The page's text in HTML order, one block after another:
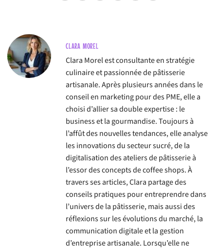
CLARA MOREL
Clara Morel est consultante en stratégie
culinaire et passionnée de pâtisserie
artisanale. Après plusieurs années dans le
conseil en marketing pour des PME, elle a
choisi d’allier sa double expertise : le
business et la gourmandise. Toujours à
l’affût des nouvelles tendances, elle analyse
les innovations du secteur sucré, de la
digitalisation des ateliers de pâtisserie à
l’essor des concepts de coffee shops. À
travers ses articles, Clara partage des
conseils pratiques pour entreprendre dans
l’univers de la pâtisserie, mais aussi des
réflexions sur les évolutions du marché, la
communication digitale et la gestion
d’entreprise artisanale. Lorsqu’elle ne